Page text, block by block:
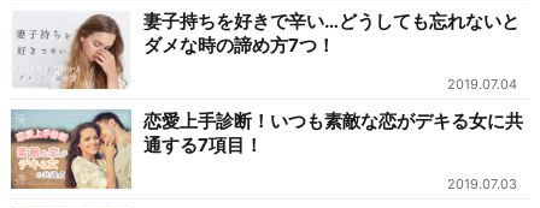
妻子持ちを好きで辛い…どうしても忘れないと
ダメな時の諦め方7つ！
2019.07.04
恋愛上手診断！いつも素敵な恋がデキる女に共
通する7項目！
2019.07.03